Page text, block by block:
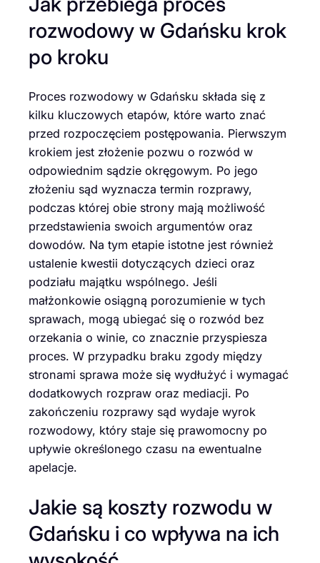
rozwodowy w Gdańsku krok
po kroku
Proces rozwodowy w Gdańsku składa się z
kilku kluczowych etapów, które warto znać
przed rozpoczęciem postępowania. Pierwszym
krokiem jest złożenie pozwu o rozwód w
odpowiednim sądzie okręgowym. Po jego
złożeniu sąd wyznacza termin rozprawy,
podczas której obie strony mają możliwość
przedstawienia swoich argumentów oraz
dowodów. Na tym etapie istotne jest również
ustalenie kwestii dotyczących dzieci oraz
podziału majątku wspólnego. Jeśli
małżonkowie osiągną porozumienie w tych
sprawach, mogą ubiegać się o rozwód bez
orzekania o winie, co znacznie przyspiesza
proces. W przypadku braku zgody między
stronami sprawa może się wydłużyć i wymagać
dodatkowych rozpraw oraz mediacji. Po
zakończeniu rozprawy sąd wydaje wyrok
rozwodowy, który staje się prawomocny po
upływie określonego czasu na ewentualne
apelacje.
Jakie są koszty rozwodu w
Gdańsku i co wpływa na ich